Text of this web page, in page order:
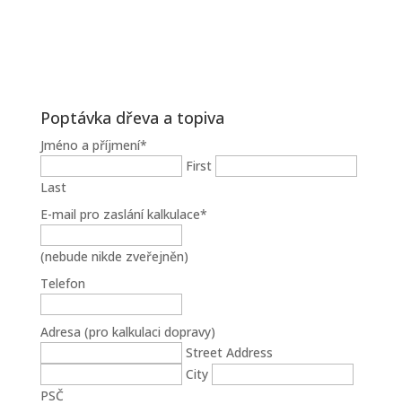
Poptávka dřeva a topiva
Jméno a příjmení*
First
Last
E-mail pro zaslání kalkulace*
(nebude nikde zveřejněn)
Telefon
Adresa (pro kalkulaci dopravy)
Street Address
City
PSČ